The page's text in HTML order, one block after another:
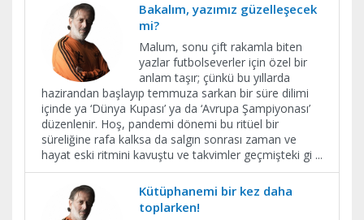
Bakalım, yazımız güzelleşecek
mi?
Malum, sonu çift rakamla biten
yazlar futbolseverler için özel bir
anlam taşır; çünkü bu yıllarda
hazirandan başlayıp temmuza sarkan bir süre dilimi
içinde ya ‘Dünya Kupası’ ya da ‘Avrupa Şampiyonası’
düzenlenir. Hoş, pandemi dönemi bu ritüel bir
süreliğine rafa kalksa da salgın sonrası zaman ve
hayat eski ritmini kavuştu ve takvimler geçmişteki gi ...
Kütüphanemi bir kez daha
toplarken!